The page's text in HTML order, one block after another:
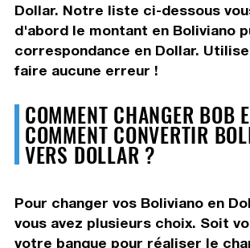
Dollar. Notre liste ci-dessous
d'abord le montant en Boliviano
correspondance en Dollar.
faire aucune erreur !
COMMENT CHANGER BOB
COMMENT CONVERTIR
VERS DOLLAR ?
Pour changer vos Boliviano en
vous avez plusieurs choix. Soit
votre banque pour réaliser le